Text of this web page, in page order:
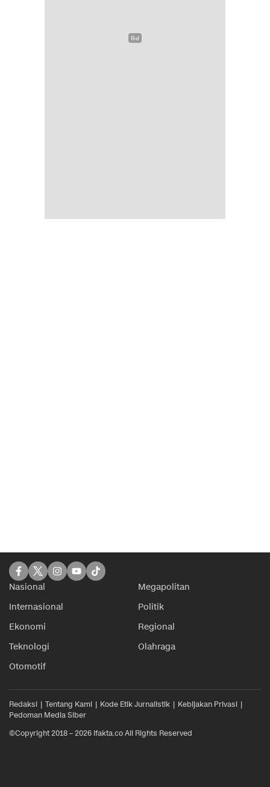
Nasional
Megapolitan
Internasional
Politik
Ekonomi
Regional
Teknologi
Olahraga
Otomotif
Redaksi Tentang Kami Kode Etik Jurnalistik
Kebijakan Privasi
Pedoman Media Siber
©Copyright 2018 – 2026 ifakta.co All Rights Reserved